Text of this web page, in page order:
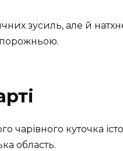
зусиль, але й
чарівного куточка
область.